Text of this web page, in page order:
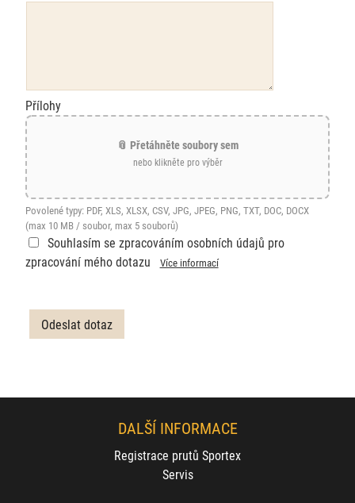
Přílohy
📎 Přetáhněte soubory sem
nebo klikněte pro výběr
Povolené typy: PDF, XLS, XLSX, CSV, JPG, JPEG, PNG, TXT, DOC, DOCX
(max 10 MB / soubor, max 5 souborů)
Souhlasím se zpracováním osobních údajů pro
zpracování mého dotazu
Více informací
DALŠÍ INFORMACE
Registrace prutů Sportex
Servis